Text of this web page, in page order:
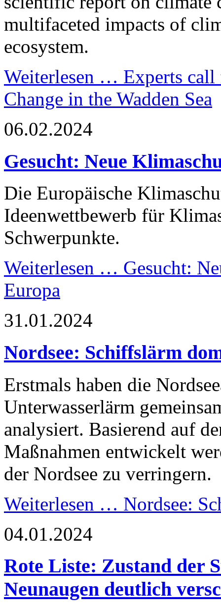
multifaceted impacts of
ecosystem.
Weiterlesen … Experts call
Change in the Wadden Sea
06.02.2024
Gesucht: Neue
Die Europäische
Ideenwettbewerb für
Schwerpunkte.
Weiterlesen … Gesucht:
Europa
31.01.2024
Nordsee: Schiffslärm
Erstmals haben die
Unterwasserlärm
analysiert. Basierend auf
Maßnahmen entwickelt
der Nordsee zu verringern.
Weiterlesen … Nordsee:
04.01.2024
Rote Liste: Zustand der
Neunaugen deutlich